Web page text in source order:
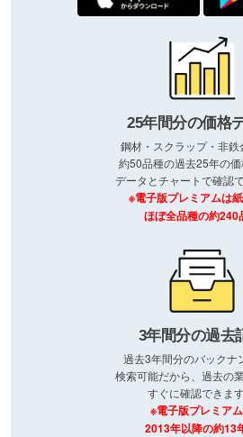
25年間分の価格
鋼材・スクラップ・非鉄
約50品種の過去25年の
データとチャートで確認で
※電子版プレミアムは
ほぼ全品種の約240
3年間分の過去
過去3年間分のバックナ
検索可能だから、過去の
すぐに確認できます
※電子版プレミア
2013年以降の約13